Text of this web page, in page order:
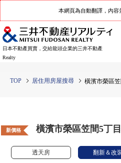
本網頁為自動翻譯，內容
日本不動產買賣，交給龍頭企業的三井不動產
Realty
TOP 居住用房屋搜尋 橫濱市榮區
新價格 橫濱市榮區笠間5丁
透天房 翻新＆改